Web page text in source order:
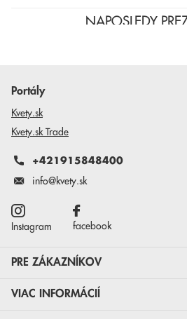
NAPOSLEDY
Portály
Kvety.sk
Kvety.sk Trade
+421915848400
info@kvety.sk
Instagram facebook
PRE ZÁKAZNÍKOV
VIAC INFORMÁCIÍ